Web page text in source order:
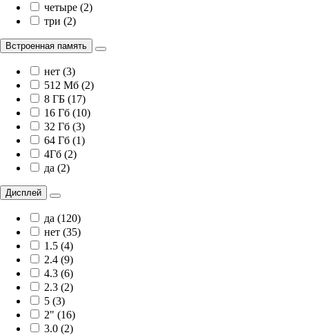
четыре (2)
три (2)
Встроенная память
нет (3)
512 Мб (2)
8 ГБ (17)
16 Гб (10)
32 Гб (3)
64 Гб (1)
4Гб (2)
да (2)
Дисплей
да (120)
нет (35)
1.5 (4)
2.4 (9)
4.3 (6)
2.3 (2)
5 (3)
2" (16)
3.0 (2)